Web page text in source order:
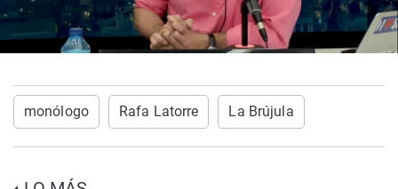
monólogo Rafa Latorre La Brújula